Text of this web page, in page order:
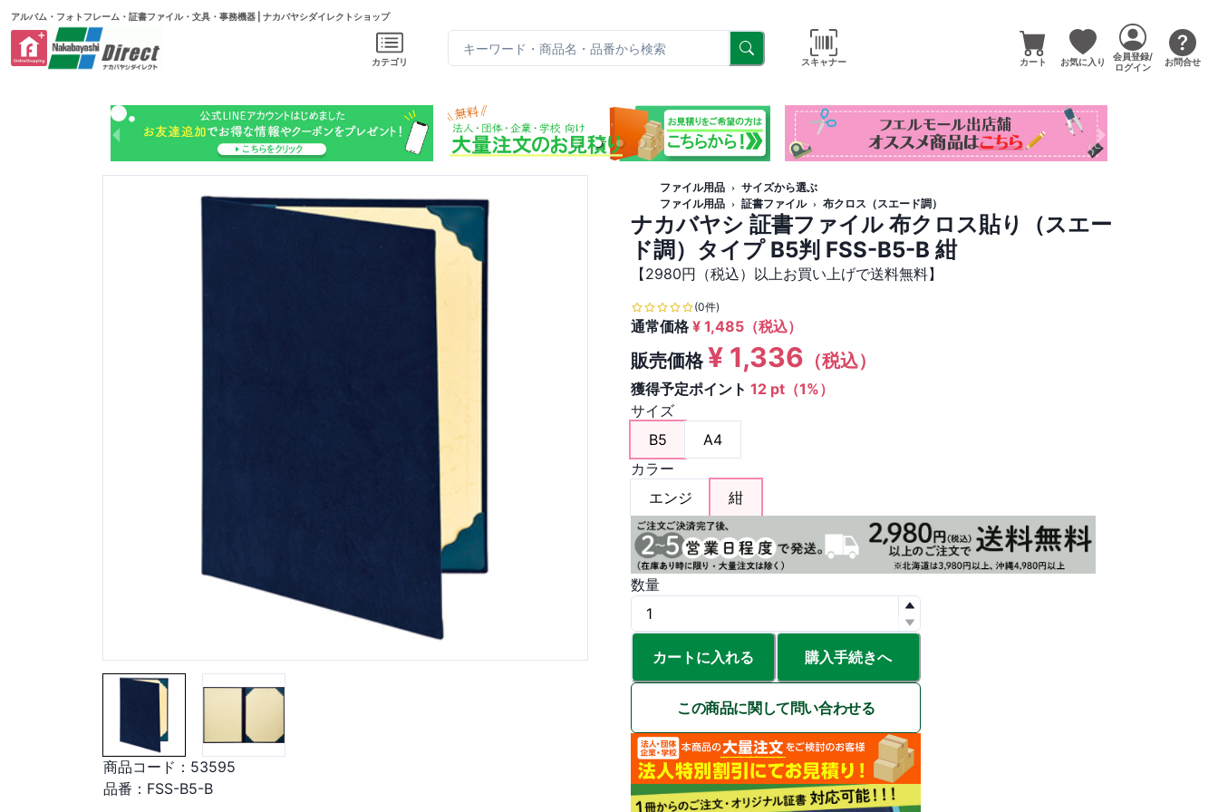
アルバム・フォトフレーム・証書ファイル・文具・事務機器 | ナカバヤシダイレクトショップ
カテゴリ スキャナー カート お気に入り
会員登録/
ログイン
お問合せ
商品コード： 53595
品番： FSS-B5-B
ファイル用品
サイズから選ぶ
ファイル用品
証書ファイル 布クロス（スエード調）
ナカバヤシ 証書ファイル 布クロス貼り（スエー
ド調）タイプ B5判 FSS-B5-B 紺
【2980円（税込）以上お買い上げで送料無料】
(0件)
通常価格¥ 1,485 （税込）
販売価格¥ 1,336 （税込）
獲得予定ポイント 12 pt（1%）
サイズ
B5
A4
カラー
エンジ
紺
数量
カートに入れる 購入手続きへ
この商品に関して問い合わせる